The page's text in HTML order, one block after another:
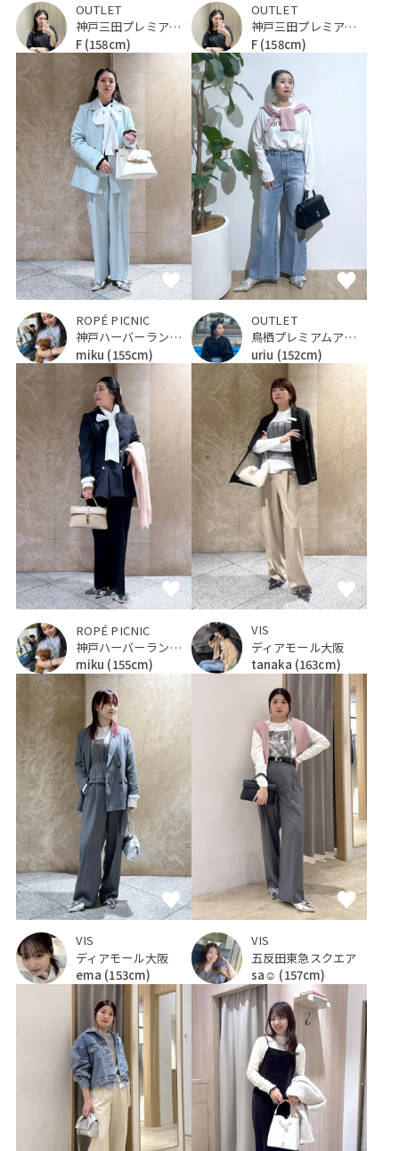
OUTLET
神戸三田プレミアム・アウトレット
F (158cm)
OUTLET
神戸三田プレミアム・アウトレット
F (158cm)
ROPÉ PICNIC
神戸ハーバーランドumie
miku (155cm)
OUTLET
鳥栖プレミアムアウトレット
uriu (152cm)
ROPÉ PICNIC
神戸ハーバーランドumie
miku (155cm)
VIS
ディアモール大阪
tanaka (163cm)
VIS
ディアモール大阪
ema (153cm)
VIS
五反田東急スクエア
sa☺︎ (157cm)